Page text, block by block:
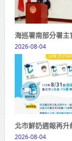
海巡署南部分署
2026-08-04
北市鮮奶週報再
2026-08-04